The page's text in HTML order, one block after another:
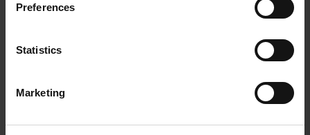
Preferences
Statistics
Marketing
Aktivity a relax v gh blízkosti: